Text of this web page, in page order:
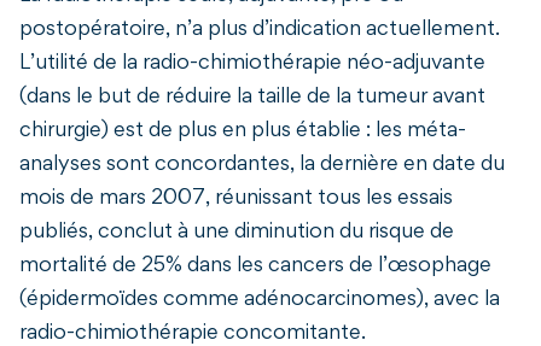
postopératoire, n’a plus d’indication actuellement.
L’utilité de la radio-chimiothérapie néo-adjuvante
(dans le but de réduire la taille de la tumeur avant
chirurgie) est de plus en plus établie : les méta-
analyses sont concordantes, la dernière en date du
mois de mars 2007, réunissant tous les essais
publiés, conclut à une diminution du risque de
mortalité de 25% dans les cancers de l’œsophage
(épidermoïdes comme adénocarcinomes), avec la
radio-chimiothérapie concomitante.